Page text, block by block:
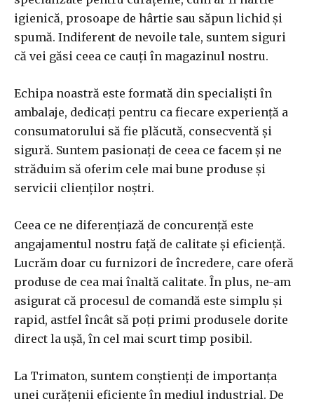
igienică, prosoape de hârtie sau săpun lichid și
spumă. Indiferent de nevoile tale, suntem siguri
că vei găsi ceea ce cauți în magazinul nostru.
Echipa noastră este formată din specialiști în
ambalaje, dedicați pentru ca fiecare experiență a
consumatorului să fie plăcută, consecventă și
sigură. Suntem pasionați de ceea ce facem și ne
străduim să oferim cele mai bune produse și
servicii clienților noștri.
Ceea ce ne diferențiază de concurență este
angajamentul nostru față de calitate și eficiență.
Lucrăm doar cu furnizori de încredere, care oferă
produse de cea mai înaltă calitate. În plus, ne-am
asigurat că procesul de comandă este simplu și
rapid, astfel încât să poți primi produsele dorite
direct la ușă, în cel mai scurt timp posibil.
La Trimaton, suntem conștienți de importanța
unei curățenii eficiente în mediul industrial. De